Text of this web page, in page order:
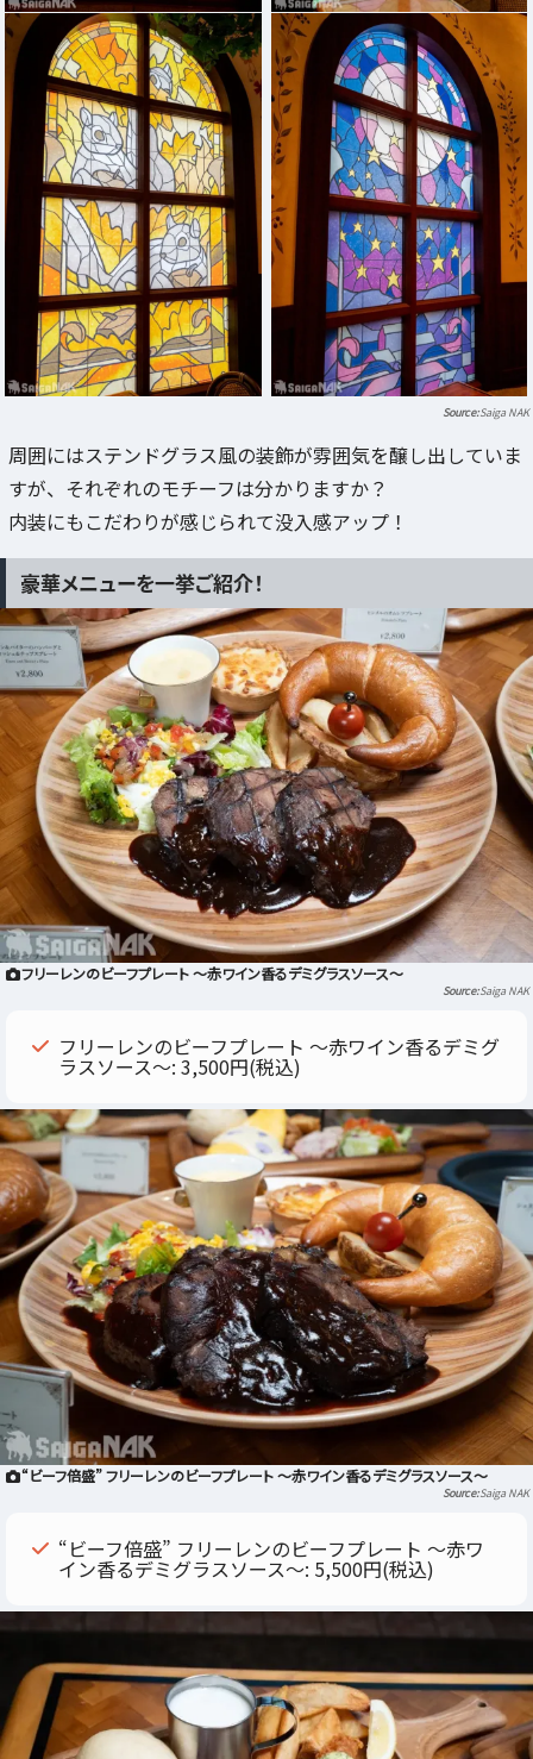
Saiga NAK
周囲にはステンドグラス風の装飾が雰囲気を醸し出していま
すが、それぞれのモチーフは分かりますか？
内装にもこだわりが感じられて没入感アップ！
豪華メニューを一挙ご紹介！
フリーレンのビーフプレート ～赤ワイン香るデミグラスソース～
Saiga NAK
フリーレンのビーフプレート ～赤ワイン香るデミグ
ラスソース～: 3,500円(税込)
“ビーフ倍盛” フリーレンのビーフプレート ～赤ワイン香るデミグラスソース～
Saiga NAK
“ビーフ倍盛” フリーレンのビーフプレート ～赤ワ
イン香るデミグラスソース～: 5,500円(税込)